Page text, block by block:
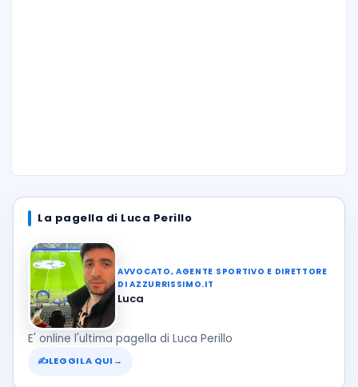
La pagella di Luca Perillo
AVVOCATO, AGENTE SPORTIVO E DIRETTORE
DI AZZURRISSIMO.IT
Luca
E' online l'ultima pagella di Luca Perillo
✍LEGGILA QUI →